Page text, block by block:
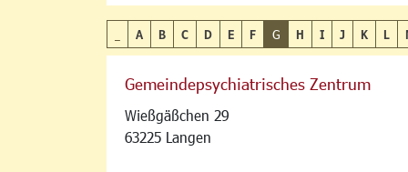
A B C D E F G H I J K L
Gemeindepsychiatrisches Zentrum
Wießgäßchen 29
63225 Langen